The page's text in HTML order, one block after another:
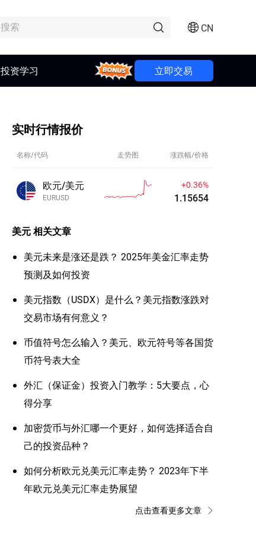
CN
投资学习 Bonus 立即交易
实时行情报价
名称/代码 走势图 涨跌幅/价格
欧元/美元
EURUSD
+0.36%
1.15653
美元相关文章
美元未来是涨还是跌？ 2025年美金汇率走势
预测及如何投资
美元指数（USDX）是什么？美元指数涨跌对
交易市场有何意义？
币值符号怎么输入？美元、欧元符号等各国货
币符号表大全
外汇（保证金）投资入门教学：5大要点，心
得分享
加密货币与外汇哪一个更好，如何选择适合自
己的投资品种？
如何分析欧元兑美元汇率走势？ 2023年下半
年欧元兑美元汇率走势展望
点击查看更多文章